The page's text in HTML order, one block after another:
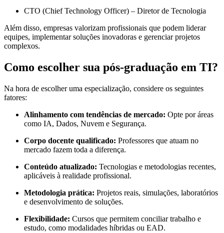
CTO (Chief Technology Officer) – Diretor de Tecnologia
Além disso, empresas valorizam profissionais que podem liderar
equipes, implementar soluções inovadoras e gerenciar projetos
complexos.
Como escolher sua pós-graduação em TI?
Na hora de escolher uma especialização, considere os seguintes
fatores:
Alinhamento com tendências de mercado: Opte por áreas
como IA, Dados, Nuvem e Segurança.
Corpo docente qualificado: Professores que atuam no
mercado fazem toda a diferença.
Conteúdo atualizado: Tecnologias e metodologias recentes,
aplicáveis à realidade profissional.
Metodologia prática: Projetos reais, simulações, laboratórios
e desenvolvimento de soluções.
Flexibilidade: Cursos que permitem conciliar trabalho e
estudo, como modalidades híbridas ou EAD.